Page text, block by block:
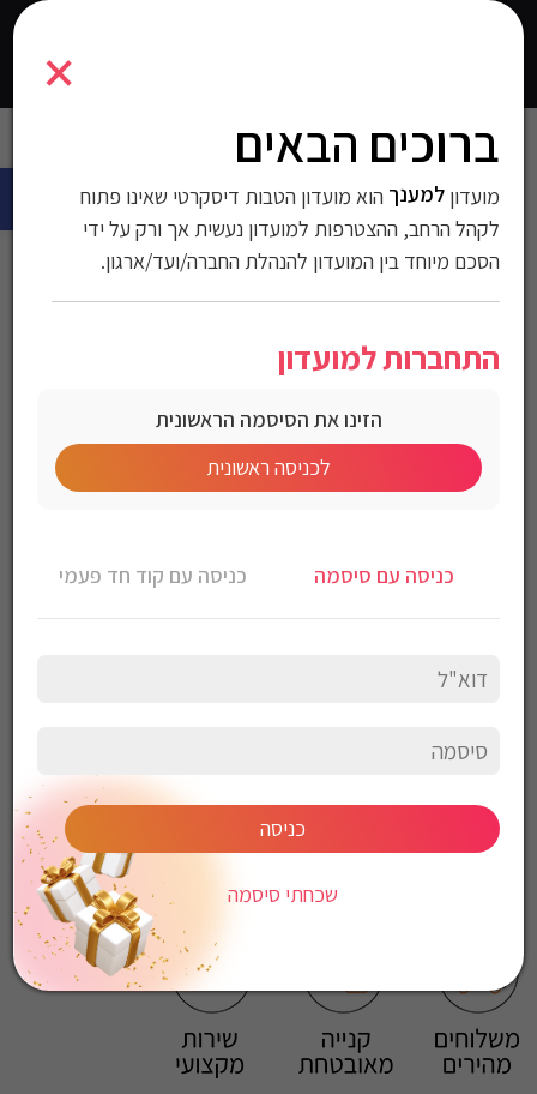
×
ברוכים הבאים
מועדוןלמענך הוא מועדון הטבות דיסקרטי שאינו פתוח
לקהל הרחב, ההצטרפות למועדון נעשית אך ורק על ידי
הסכם מיוחד בין המועדון להנהלת החברה/ועד/ארגון.
התחברות למועדון
הזינו את הסיסמה הראשונית
לכניסה ראשונית
כניסה עם סיסמה כניסה עם קוד חד פעמי
כניסה
שכחתי סיסמה
1700737
>אופנה בגדי ספורט והתעמלות
טי שירט Gant לנשים
מק"ט:1700737
Gant Women’s Original V-Neck T-Shirt
הרכב בד: 100% כותנה
כביסה עדינה במכונה, 30 מעלות
ללא חומרי הלבנה
לייבש הפוך ובצל
אסור לגהץ
ניקוי יבש אסור